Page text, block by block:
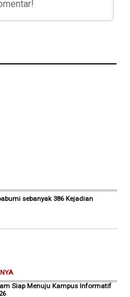
sebanyak 386 Kejadian
Siap Menuju Kampus Informatif